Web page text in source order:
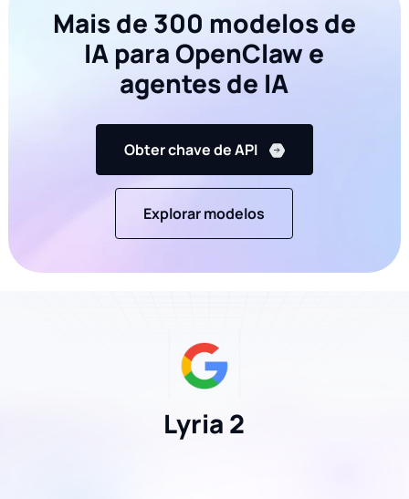
Mais de 300 modelos de
IA para OpenClaw e
agentes de IA
Obter chave de API
Explorar modelos
Lyria 2